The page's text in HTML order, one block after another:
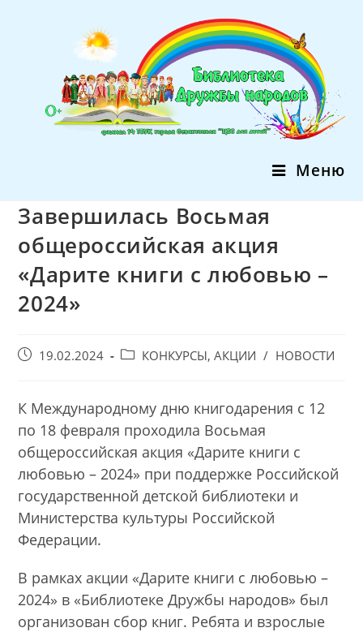
Меню
Завершилась Восьмая
общероссийская акция
«Дарите книги с любовью –
2024»
Запись19.02.2024
PostКОНКУРСЫ, АКЦИИ / НОВОСТИ
К Международному дню книгодарения с 12
по 18 февраля проходила Восьмая
общероссийская акция «Дарите книги с
любовью – 2024» при поддержке Российской
государственной детской библиотеки и
Министерства культуры Российской
Федерации.
В рамках акции «Дарите книги с любовью –
2024» в «Библиотеке Дружбы народов» был
организован сбор книг. Ребята и взрослые